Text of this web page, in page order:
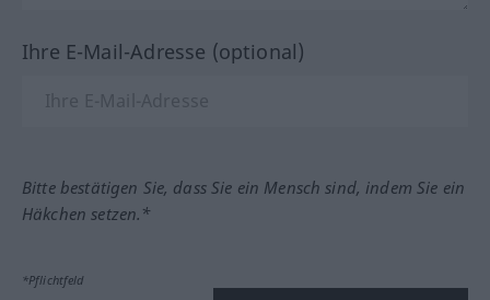
Ihre E-Mail-Adresse (optional)
Bitte bestätigen Sie, dass Sie ein Mensch sind, indem Sie ein
Häkchen setzen.*
*Pflichtfeld